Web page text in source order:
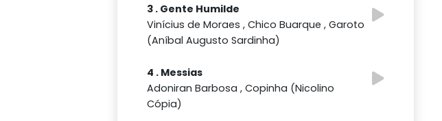
3 . Gente Humilde
Vinícius de Moraes , Chico Buarque , Garoto
(Aníbal Augusto Sardinha)
4 . Messias
Adoniran Barbosa , Copinha (Nicolino
Cópia)